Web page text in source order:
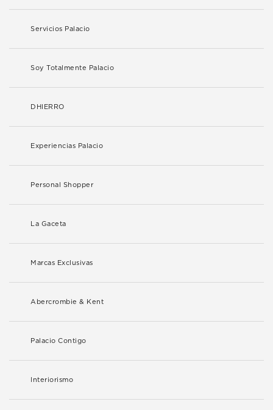
Servicios Palacio
Soy Totalmente Palacio
DHIERRO
Experiencias Palacio
Personal Shopper
La Gaceta
Marcas Exclusivas
Abercrombie & Kent
Palacio Contigo
Interiorismo